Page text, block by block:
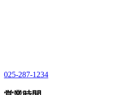
025-287-1234